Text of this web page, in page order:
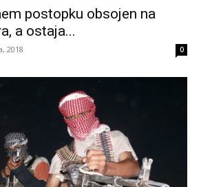
postopku obsojen na
a ostaja...
2018 0